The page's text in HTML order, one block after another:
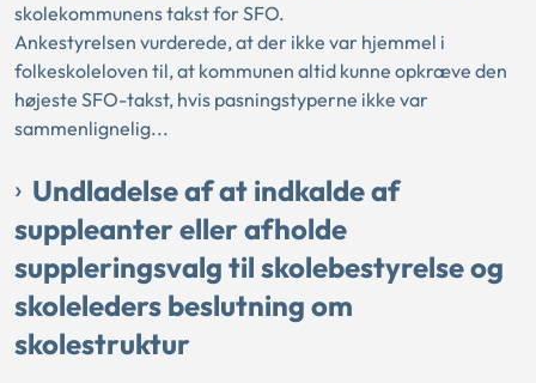
skolekommunens takst for SFO.
Ankestyrelsen vurderede, at der ikke var hjemmel i
folkeskoleloven til, at kommunen altid kunne opkræve den
højeste SFO-takst, hvis pasningstyperne ikke var
sammenlignelig...
Undladelse af at indkalde af
suppleanter eller afholde
suppleringsvalg til skolebestyrelse og
skoleleders beslutning om
skolestruktur